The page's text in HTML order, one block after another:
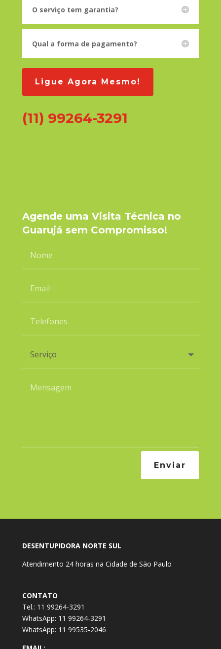
O serviço tem garantia?
Qual a forma de pagamento?
Ligue Agora Mesmo!
(11) 99264-3291
Agende uma Visita Técnica no
Guarujá sem Compromisso!
Enviar
DESENTUPIDORA NORTE SUL
Atendimento 24 horas na Cidade de São Paulo
CONTATO
Tel.: 11 99264-3291
WhatsApp: 11 99264-3291
WhatsApp: 11 99535-2046